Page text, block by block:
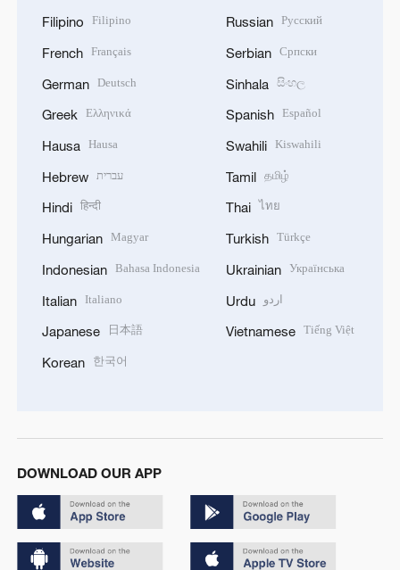
Filipino Filipino
French Français
German Deutsch
Greek Ελληνικά
Hausa Hausa
Hebrew עברית
Hindi हिन्दी
Hungarian Magyar
Indonesian Bahasa Indonesia
Italian Italiano
Japanese 日本語
Korean 한국어
Russian Русский
Serbian Српски
Sinhala සිංහල
Spanish Español
Swahili Kiswahili
Tamil தமிழ்
Thai ไทย
Turkish Türkçe
Ukrainian Українська
Urdu اردو
Vietnamese Tiếng Việt
DOWNLOAD OUR APP